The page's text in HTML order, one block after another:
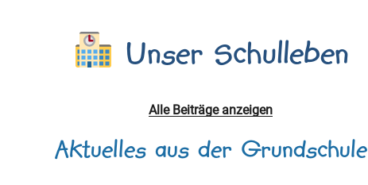
Unser Schulleben
Alle Beiträge anzeigen
Aktuelles aus der Grundschule